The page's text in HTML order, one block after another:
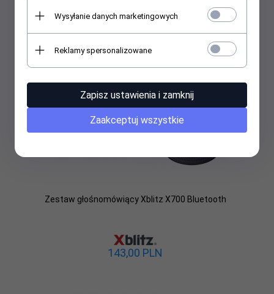
Zestaw głośnomówiący Xblitz X700 Bluetooth
143,00 PLN
Wysyłanie danych marketingowych
Reklamy spersonalizowane
Zapisz ustawienia i zamknij
Zaakceptuj wszystkie